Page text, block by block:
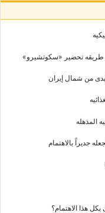
من شمال إیران
المذهله
جدیراً بالاهتمام
هذا الاهتمام؟